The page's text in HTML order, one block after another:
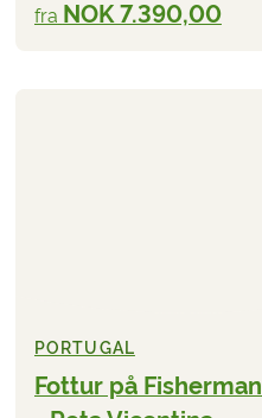
fra NOK 7.390,00
PORTUGAL
Fottur på